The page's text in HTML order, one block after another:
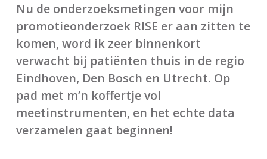
Nu de onderzoeksmetingen voor mijn
promotieonderzoek RISE er aan zitten te
komen, word ik zeer binnenkort
verwacht bij patiënten thuis in de regio
Eindhoven, Den Bosch en Utrecht. Op
pad met m’n koffertje vol
meetinstrumenten, en het echte data
verzamelen gaat beginnen!